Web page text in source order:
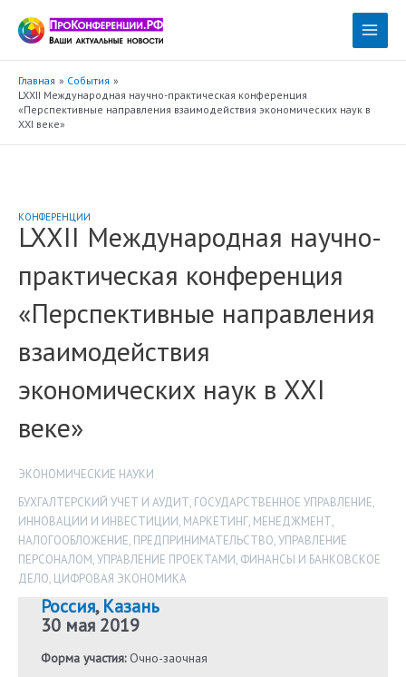
содержимому
Main
Главная
События
LXXII Международная научно-практическая конференция
«Перспективные направления взаимодействия экономических наук в
XXI веке»
КОНФЕРЕНЦИИ
LXXII Международная научно-
практическая конференция
«Перспективные направления
взаимодействия
экономических наук в XXI
веке»
ЭКОНОМИЧЕСКИЕ НАУКИ
БУХГАЛТЕРСКИЙ УЧЕТ И АУДИТ, ГОСУДАРСТВЕННОЕ УПРАВЛЕНИЕ,
ИННОВАЦИИ И ИНВЕСТИЦИИ, МАРКЕТИНГ, МЕНЕДЖМЕНТ,
НАЛОГООБЛОЖЕНИЕ, ПРЕДПРИНИМАТЕЛЬСТВО,УПРАВЛЕНИЕ
ПЕРСОНАЛОМ,УПРАВЛЕНИЕ ПРОЕКТАМИ, ФИНАНСЫ И БАНКОВСКОЕ
ДЕЛО, ЦИФРОВАЯ ЭКОНОМИКА
Россия,Казань
30 мая 2019
Форма участия:Очно-заочная